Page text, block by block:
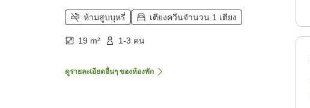
ห้ามสูบบุหรี่ เตียงควีนจำนวน 1 เตียง
19 m² 1-3 คน
ดูรายละเอียดอื่นๆ ของห้องพัก